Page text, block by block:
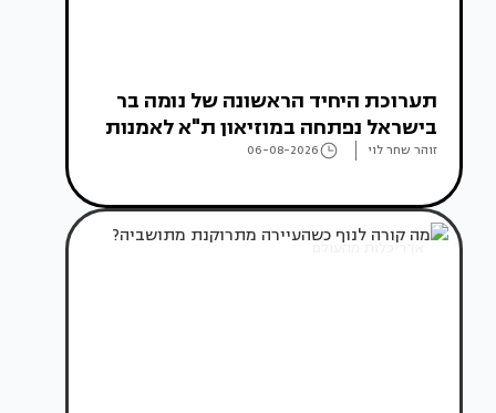
תערוכת היחיד הראשונה של נומה בר
בישראל נפתחה במוזיאון ת"א לאמנות
זוהר שחר לוי 06-08-2026
אדריכלות מהעולם